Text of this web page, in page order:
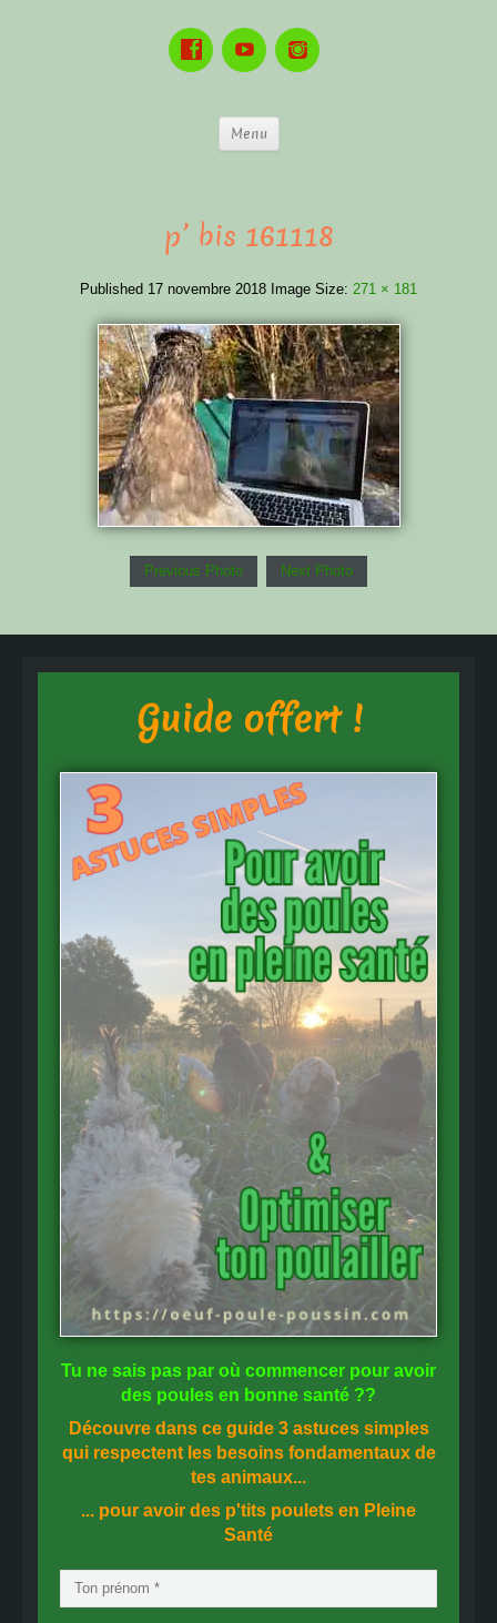
Menu
p’ bis 161118
Published 17 novembre 2018 Image Size: 271 × 181
Previous Photo Next Photo
Guide offert !
Tu ne sais pas par où commencer pour avoir
des poules en bonne santé ??
Découvre dans ce guide 3 astuces simples
qui respectent les besoins fondamentaux de
tes animaux...
... pour avoir des p'tits poulets en Pleine
Santé